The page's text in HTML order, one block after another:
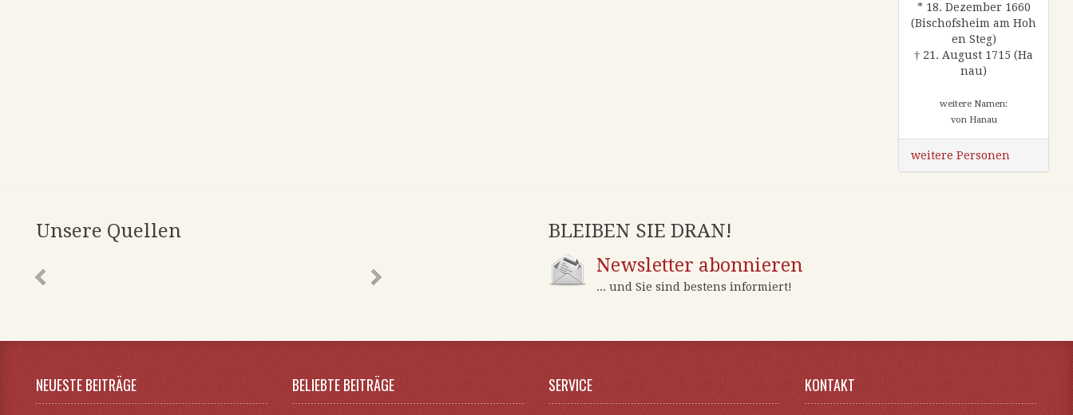
* 18. Dezember 1660
(Bischofsheim am Hoh
en Steg)
† 21. August 1715 (Ha
nau)
weitere Namen:
von Hanau
weitere Personen
Unsere Quellen BLEIBEN SIE DRAN!
Newsletter abonnieren
... und Sie sind bestens informiert!
NEUESTE BEITRÄGE BELIEBTE BEITRÄGE SERVICE KONTAKT